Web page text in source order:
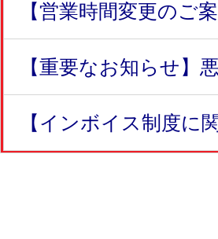
【営業時間変更のご案
【重要なお知らせ】
【インボイス制度に